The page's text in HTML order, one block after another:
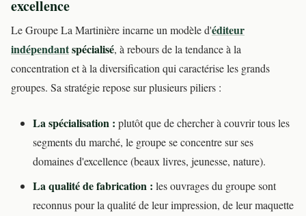
excellence
Le Groupe La Martinière incarne un modèle d'éditeur
indépendantspécialisé, à rebours de la tendance à la
concentration et à la diversification qui caractérise les grands
groupes. Sa stratégie repose sur plusieurs piliers :
La spécialisation : plutôt que de chercher à couvrir tous les
segments du marché, le groupe se concentre sur ses
domaines d'excellence (beaux livres, jeunesse, nature).
La qualité de fabrication : les ouvrages du groupe sont
reconnus pour la qualité de leur impression, de leur maquette